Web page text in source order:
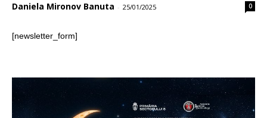
Daniela Mironov Banuta - 25/01/2025 0
[newsletter_form]